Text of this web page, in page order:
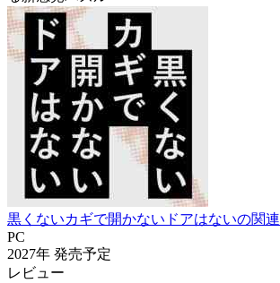
黒くないカギで開かないドアはないの関
PC
2027年 発売予定
レビュー